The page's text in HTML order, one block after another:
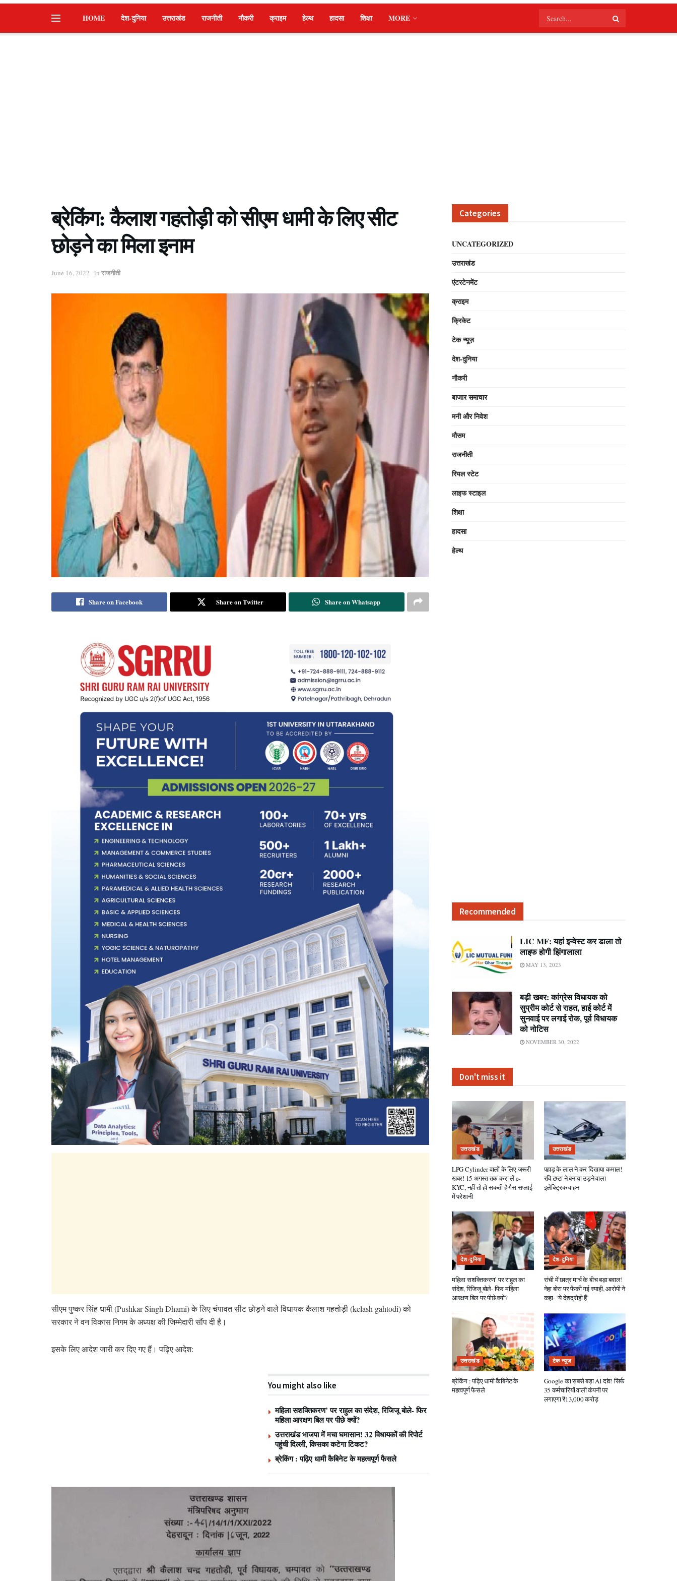
HOME देश-दुनिया उत्तराखंड राजनीती नौकरी क्राइम हेल्थ हादसा शिक्षा MORE
ब्रेकिंग: कैलाश गहतोड़ी को सीएम धामी के लिए सीट
छोड़ने का मिला इनाम
June 16, 2022 in राजनीती
Share on Facebook Share on Twitter Share on Whatsapp
सीएम पुष्कर सिंह धामी (Pushkar Singh Dhami) के लिए चंपावत सीट छोड़ने वाले विधायक कैलाश गहतोड़ी (kelash gahtodi) को
सरकार ने वन विकास निगम के अध्यक्ष की जिम्मेदारी सौंप दी है।
इसके लिए आदेश जारी कर दिए गए हैं। पढ़िए आदेश:
You might also like
महिला सशक्तिकरण’ पर राहुल का संदेश, रिजिजू बोले- फिर
महिला आरक्षण बिल पर पीछे क्यों?
उत्तराखंड भाजपा में मचा घमासान! 32 विधायकों की रिपोर्ट
पहुंची दिल्ली, किसका कटेगा टिकट?
ब्रेकिंग : पढ़िए धामी कैबिनेट के महत्वपूर्ण फैसले
Categories
UNCATEGORIZED
उत्तराखंड
एंटरटेनमेंट
क्राइम
क्रिकेट
टेक न्यूज़
देश-दुनिया
नौकरी
बाजार समाचार
मनी और निवेश
मौसम
राजनीती
रियल स्टेट
लाइफ स्टाइल
शिक्षा
हादसा
हेल्थ
Recommended
LIC MF: यहां इन्वेस्ट कर डाला तो
लाइफ होगी झिंगालाला
MAY 13, 2023
बड़ी खबर: कांग्रेस विधायक को
सुप्रीम कोर्ट से राहत, हाई कोर्ट में
सुनवाई पर लगाई रोक, पूर्व विधायक
को नोटिस
NOVEMBER 30, 2022
Don't miss it
उत्तराखंड
LPG Cylinder वालों के लिए जरूरी
खबर! 15 अगस्त तक करा लें e-
KYC, नहीं तो हो सकती है गैस सप्लाई
में परेशानी
उत्तराखंड
पहाड़ के लाल ने कर दिखाया कमाल!
रवि टम्टा ने बनाया उड़ने वाला
इलेक्ट्रिक वाहन
देश-दुनिया
महिला सशक्तिकरण’ पर राहुल का
संदेश, रिजिजू बोले- फिर महिला
आरक्षण बिल पर पीछे क्यों?
देश-दुनिया
रांची में छात्र मार्च के बीच बड़ा बवाल!
नेहा बोरा पर फेंकी गई स्याही, आरोपी ने
कहा- ‘ये देशद्रोही हैं’
उत्तराखंड
ब्रेकिंग : पढ़िए धामी कैबिनेट के
महत्वपूर्ण फैसले
टेक न्यूज़
Google का सबसे बड़ा AI दांव! सिर्फ
35 कर्मचारियों वाली कंपनी पर
लगाएगा ₹13,000 करोड़